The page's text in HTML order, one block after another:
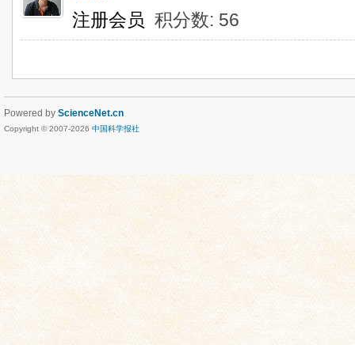
注册会员 积分数: 56
Powered by ScienceNet.cn
Copyright © 2007-2026 中国科学报社